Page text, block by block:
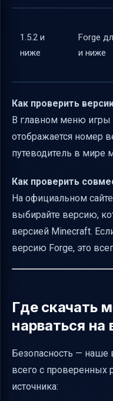
1.5.2 и
ниже
Forge
и ниже
Как проверить
В главном меню
отображается номер
путеводитель в мире
Как проверить
На официальном
выбирайте версию,
версией Minecraft.
версию Forge, это
Где скачать
нарваться на
Безопасность —
всего с проверенных
источника: